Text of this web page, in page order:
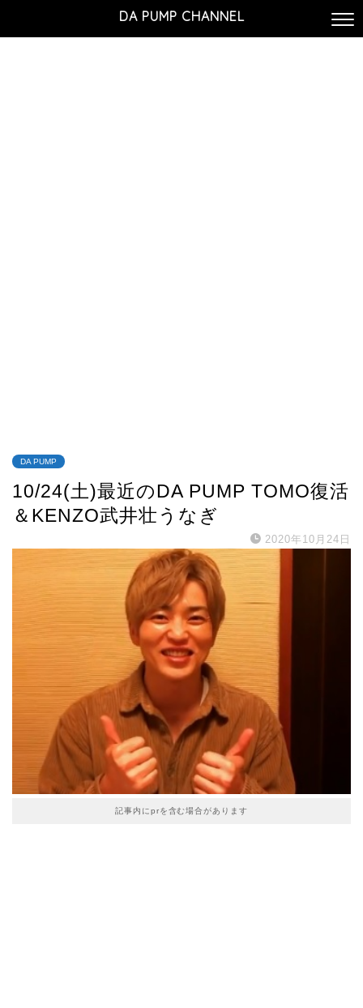
DA PUMP CHANNEL
DA PUMP
10/24(土)最近のDA PUMP TOMO復活
＆KENZO武井壮うなぎ
2020年10月24日
記事内にprを含む場合があります